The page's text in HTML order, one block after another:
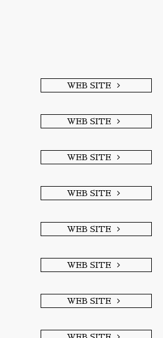
WEB SITE
WEB SITE
WEB SITE
WEB SITE
WEB SITE
WEB SITE
WEB SITE